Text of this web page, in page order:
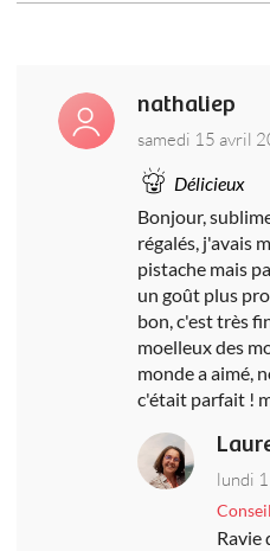
nathaliep
samedi 15 avril
Délicieux
Bonjour,
régalés, j'avais
pistache mais
un goût plus
bon, c'est très
moelleux des
monde a aimé,
c'était parfait !
lundi
Ravie